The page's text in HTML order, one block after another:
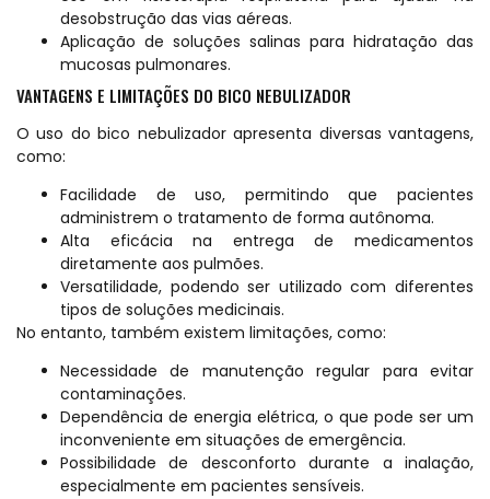
desobstrução das vias aéreas.
Aplicação de soluções salinas para hidratação das
mucosas pulmonares.
VANTAGENS E LIMITAÇÕES DO BICO NEBULIZADOR
O uso do bico nebulizador apresenta diversas vantagens,
como:
Facilidade de uso, permitindo que pacientes
administrem o tratamento de forma autônoma.
Alta eficácia na entrega de medicamentos
diretamente aos pulmões.
Versatilidade, podendo ser utilizado com diferentes
tipos de soluções medicinais.
No entanto, também existem limitações, como:
Necessidade de manutenção regular para evitar
contaminações.
Dependência de energia elétrica, o que pode ser um
inconveniente em situações de emergência.
Possibilidade de desconforto durante a inalação,
especialmente em pacientes sensíveis.